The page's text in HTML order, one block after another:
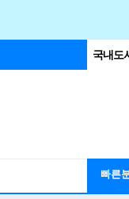
국내도
빠른